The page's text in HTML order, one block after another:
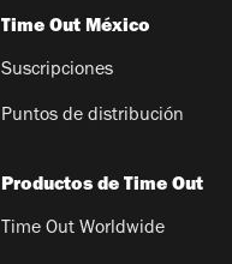
Time Out México
Suscripciones
Puntos de distribución
Productos de Time Out
Time Out Worldwide